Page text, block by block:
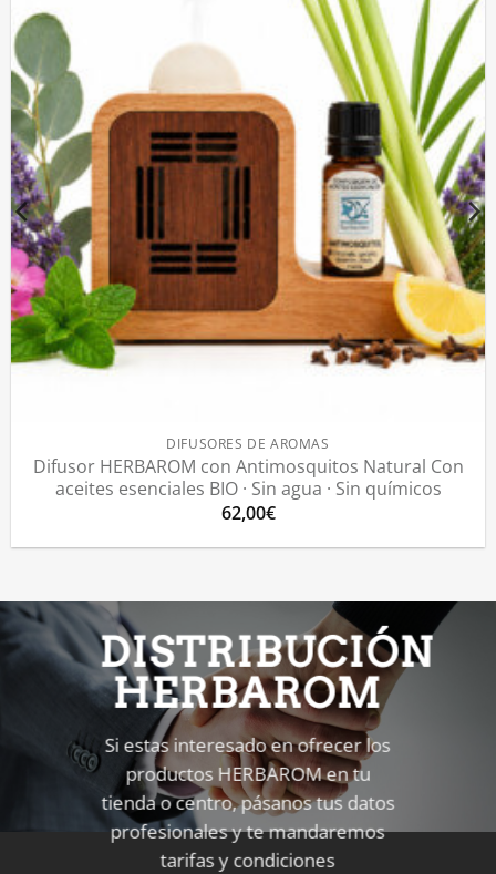
DIFUSORES DE AROMAS
Difusor HERBAROM con Antimosquitos Natural Con
aceites esenciales BIO · Sin agua · Sin químicos
62,00€
DISTRIBUCIÓN
HERBAROM
Si estas interesado en ofrecer los
productos HERBAROM en tu
tienda o centro, pásanos tus datos
profesionales y te mandaremos
tarifas y condiciones